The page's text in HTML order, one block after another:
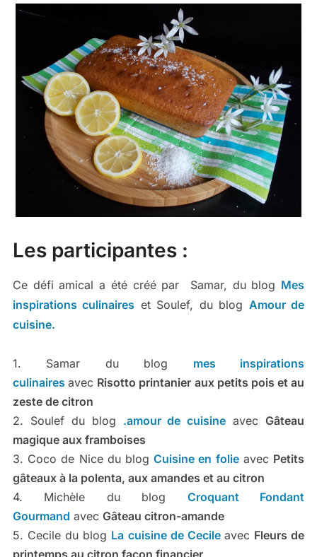
Les participantes :
Ce défi amical a été créé par Samar, du blog Mes
inspirations culinaires et Soulef, du blog Amour de
cuisine.
1. Samar du blog mes inspirations
culinairesavec Risotto printanier aux petits pois et au
zeste de citron
2. Soulef du blog .amour de cuisine avecGâteau
magique aux framboises
3. Coco de Nice du blogCuisine en folieavec Petits
gâteaux à la polenta, aux amandes et au citron
4. Michèle du blog Croquant Fondant
Gourmand avec Gâteau citron-amande
5. Cecile du blog La cuisine de Cecile avec Fleurs de
printemps au citron façon financier